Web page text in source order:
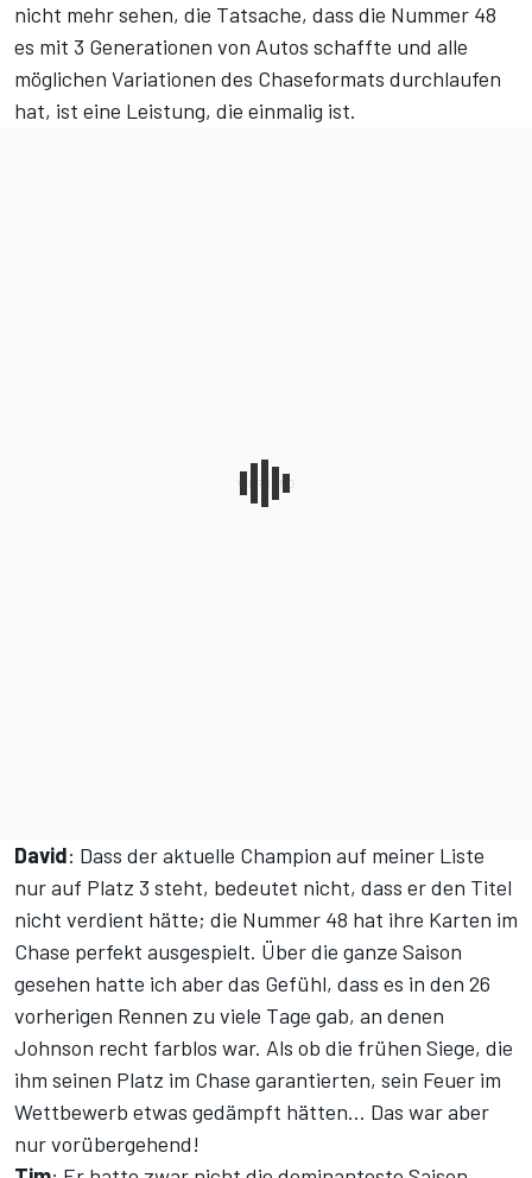
nicht mehr sehen, die Tatsache, dass die Nummer 48
es mit 3 Generationen von Autos schaffte und alle
möglichen Variationen des Chaseformats durchlaufen
hat, ist eine Leistung, die einmalig ist.
David: Dass der aktuelle Champion auf meiner Liste
nur auf Platz 3 steht, bedeutet nicht, dass er den Titel
nicht verdient hätte; die Nummer 48 hat ihre Karten im
Chase perfekt ausgespielt. Über die ganze Saison
gesehen hatte ich aber das Gefühl, dass es in den 26
vorherigen Rennen zu viele Tage gab, an denen
Johnson recht farblos war. Als ob die frühen Siege, die
ihm seinen Platz im Chase garantierten, sein Feuer im
Wettbewerb etwas gedämpft hätten... Das war aber
nur vorübergehend!